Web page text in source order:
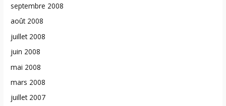
septembre 2008
août 2008
juillet 2008
juin 2008
mai 2008
mars 2008
juillet 2007